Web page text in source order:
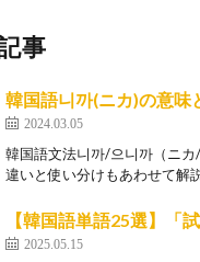
事
韓国語니까(ニカ)の意味
2024.03.05
韓国語文法니까/으니까（ニ
違いと使い分けもあわせて解
【韓国語単語25選】「
2025.05.15